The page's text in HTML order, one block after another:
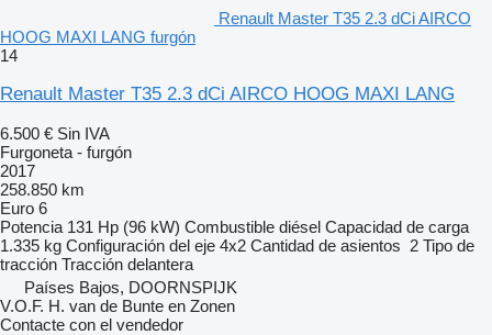
Renault Master T35 2.3 dCi AIRCO
HOOG MAXI LANG furgón
14
Renault Master T35 2.3 dCi AIRCO HOOG MAXI LANG
6.500 € Sin IVA
Furgoneta - furgón
2017
258.850 km
Euro 6
Potencia 131 Hp (96 kW) Combustible diésel Capacidad de carga
1.335 kg Configuración del eje 4x2 Cantidad de asientos 2 Tipo de
tracción Tracción delantera
Países Bajos, DOORNSPIJK
V.O.F. H. van de Bunte en Zonen
Contacte con el vendedor